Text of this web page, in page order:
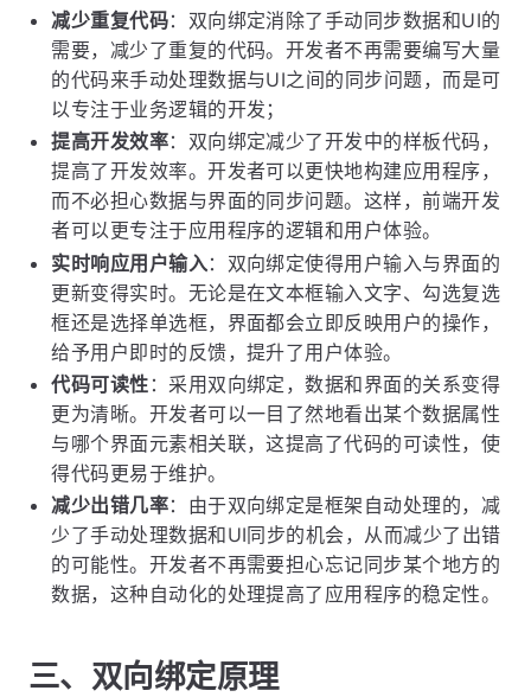
减少重复代码：双向绑定消除了手动同步数据和UI的
需要，减少了重复的代码。开发者不再需要编写大量
的代码来手动处理数据与UI之间的同步问题，而是可
以专注于业务逻辑的开发；
提高开发效率：双向绑定减少了开发中的样板代码，
提高了开发效率。开发者可以更快地构建应用程序，
而不必担心数据与界面的同步问题。这样，前端开发
者可以更专注于应用程序的逻辑和用户体验。
实时响应用户输入：双向绑定使得用户输入与界面的
更新变得实时。无论是在文本框输入文字、勾选复选
框还是选择单选框，界面都会立即反映用户的操作，
给予用户即时的反馈，提升了用户体验。
代码可读性 ：采用双向绑定，数据和界面的关系变得
更为清晰。开发者可以一目了然地看出某个数据属性
与哪个界面元素相关联，这提高了代码的可读性，使
得代码更易于维护。
减少出错几率：由于双向绑定是框架自动处理的，减
少了手动处理数据和UI同步的机会，从而减少了出错
的可能性。开发者不再需要担心忘记同步某个地方的
数据，这种自动化的处理提高了应用程序的稳定性。
三、双向绑定原理